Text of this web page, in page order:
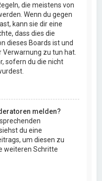
die meistens von
Wenn du gegen
kann sie dir eine
dass dies die
dieses Boards ist und
zu tun hat.
sofern du die nicht
melden?
du eine
um diesen zu
weiteren Schritte